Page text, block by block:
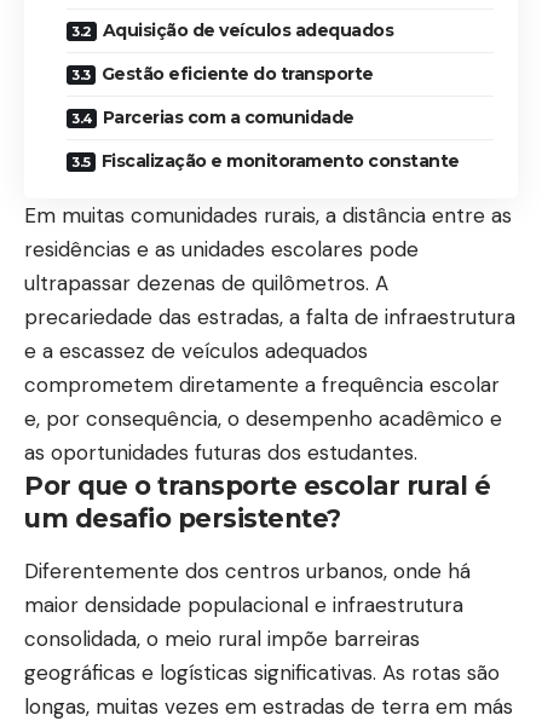
Aquisição de veículos adequados
Gestão eficiente do transporte
Parcerias com a comunidade
Fiscalização e monitoramento constante
Em muitas comunidades rurais, a distância entre as
residências e as unidades escolares pode
ultrapassar dezenas de quilômetros. A
precariedade das estradas, a falta de infraestrutura
e a escassez de veículos adequados
comprometem diretamente a frequência escolar
e, por consequência, o desempenho acadêmico e
as oportunidades futuras dos estudantes.
Por que o transporte escolar rural é
um desafio persistente?
Diferentemente dos centros urbanos, onde há
maior densidade populacional e infraestrutura
consolidada, o meio rural impõe barreiras
geográficas e logísticas significativas. As rotas são
longas, muitas vezes em estradas de terra em más